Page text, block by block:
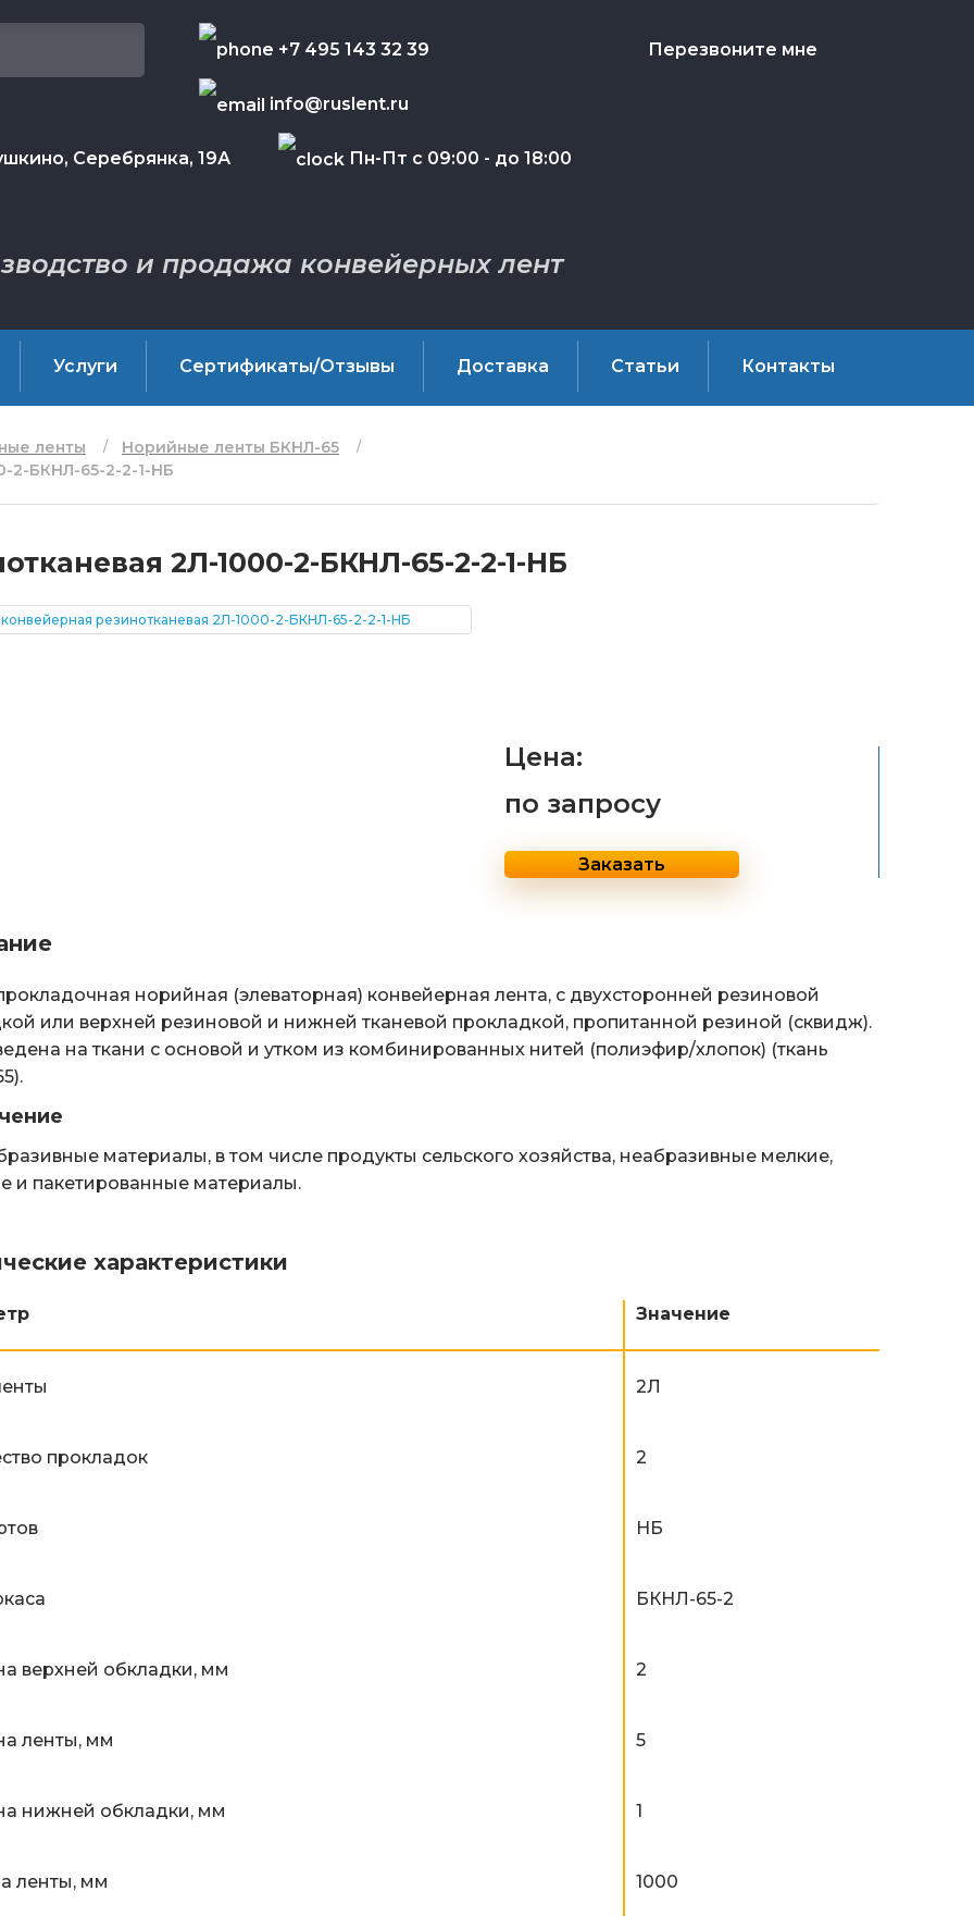
Серебрянка, 19А Пн-Пт с 09:00 - до 18:00
+7 495 143 32 39
info@ruslent.ru
Перезвоните мне
и продажа конвейерных лент
Услуги Сертификаты/Отзывы Доставка Статьи Контакты
ленты
Норийные ленты БКНЛ-65
2-БКНЛ-65-2-2-1-НБ
2Л-1000-2-БКНЛ-65-2-2-1-НБ
Цена:
по запросу
Заказать
норийная (элеваторная) конвейерная лента, с двухсторонней резиновой
или верхней резиновой и нижней тканевой прокладкой, пропитанной резиной (сквидж).
на ткани с основой и утком из комбинированных нитей (полиэфир/хлопок) (ткань
материалы, в том числе продукты сельского хозяйства, неабразивные мелкие,
и пакетированные материалы.
характеристики
Значение
2Л
прокладок 2
НБ
БКНЛ-65-2
верхней обкладки, мм 2
ленты, мм 5
нижней обкладки, мм 1
ленты, мм 1000